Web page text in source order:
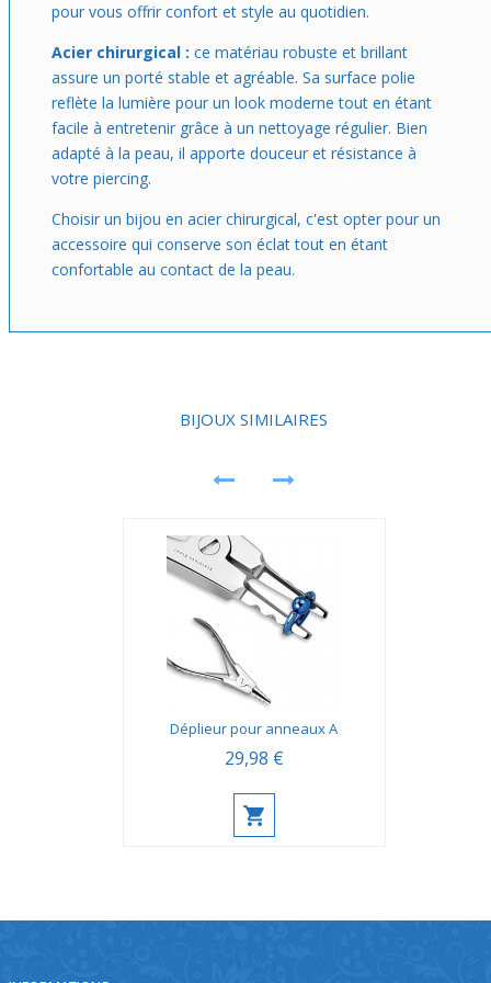
pour vous offrir confort et style au quotidien.
Acier chirurgical : ce matériau robuste et brillant
assure un porté stable et agréable. Sa surface polie
reflète la lumière pour un look moderne tout en étant
facile à entretenir grâce à un nettoyage régulier. Bien
adapté à la peau, il apporte douceur et résistance à
votre piercing.
Choisir un bijou en acier chirurgical, c'est opter pour un
accessoire qui conserve son éclat tout en étant
confortable au contact de la peau.
BIJOUX SIMILAIRES
Déplieur pour anneaux A
29,98 €